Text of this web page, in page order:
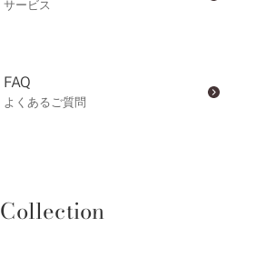
サービス
FAQ
よくあるご質問
Collection